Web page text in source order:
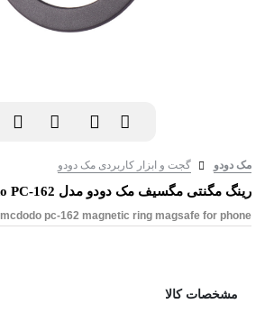
مک دودو گجت و ابزار کاربردی مک دودو
رینگ مگنتی مگسیف مک دودو مدل Mcdodo PC-162
mcdodo pc-162 magnetic ring magsafe for phone
مشخصات کالا